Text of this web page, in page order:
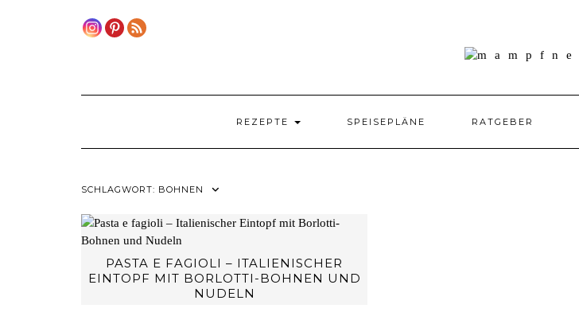
REZEPTE SPEISEPLÄNE RATGEBER
SCHLAGWORT: BOHNEN
PASTA E FAGIOLI – ITALIENISCHER
EINTOPF MIT BORLOTTI-BOHNEN UND
NUDELN